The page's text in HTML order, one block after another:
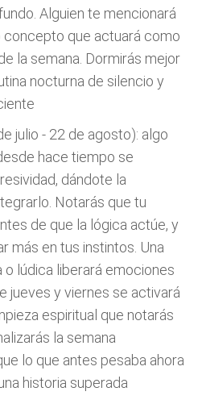
Alguien te mencionará
concepto que actuará como
la semana. Dormirás mejor
nocturna de silencio y
julio - 22 de agosto): algo
hace tiempo se
dándote la
Notarás que tu
de que la lógica actúe, y
más en tus instintos. Una
lúdica liberará emociones
jueves y viernes se activará
espiritual que notarás
la semana
lo que antes pesaba ahora
historia superada